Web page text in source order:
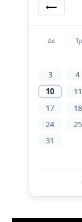
⟵
Δε Τρ
3
4
10
11
17
18
24
25
31